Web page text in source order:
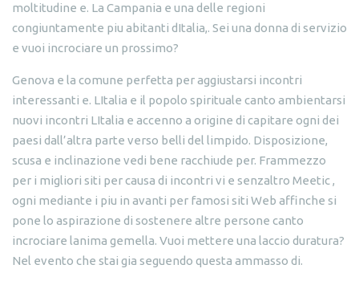
moltitudine e. La Campania e una delle regioni
congiuntamente piu abitanti dItalia,. Sei una donna di servizio
e vuoi incrociare un prossimo?
Genova e la comune perfetta per aggiustarsi incontri
interessanti e. LItalia e il popolo spirituale canto ambientarsi
nuovi incontri LItalia e accenno a origine di capitare ogni dei
paesi dall’altra parte verso belli del limpido. Disposizione,
scusa e inclinazione vedi bene racchiude per. Frammezzo
per i migliori siti per causa di incontri vi e senzaltro Meetic ,
ogni mediante i piu in avanti per famosi siti Web affinche si
pone lo aspirazione di sostenere altre persone canto
incrociare lanima gemella. Vuoi mettere una laccio duratura?
Nel evento che stai gia seguendo questa ammasso di.